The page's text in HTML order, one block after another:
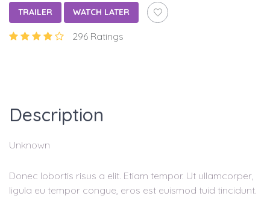
TRAILER WATCH LATER
296 Ratings
Description
Unknown
Donec lobortis risus a elit. Etiam tempor. Ut ullamcorper,
ligula eu tempor congue, eros est euismod tuid tincidunt.